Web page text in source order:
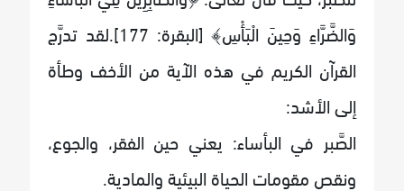
وَالضَّرَّاءِ وَحِينَ الْبَأْسِ﴾ [البقرة: 177].لقد تدرَّج
القرآن الكريم في هذه الآية من الأخف وطأة
إلى الأشد:
الصَّبر في البأساء: يعني حين الفقر، والجوع،
ونقص مقومات الحياة البيئية والمادية.